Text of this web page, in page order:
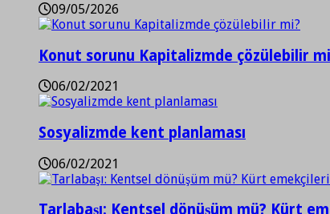
09/05/2026
Konut sorunu Kapitalizmde çözülebilir
06/02/2021
Sosyalizmde kent planlaması
06/02/2021
Tarlabaşı: Kentsel dönüşüm mü? Kürt